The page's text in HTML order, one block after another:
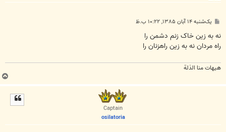
پ
ت
یک‌شنبه ۱۴ آبان ۱۳۸۵, ۱۰:۲۲ ب.ظ
نه به زين خاک زنم دشمن را
راه مردان نه به زين راهزنان را
هیهات منا الذلة
ب
ا
Captain
osilatoria